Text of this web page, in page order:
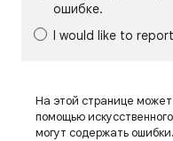
ошибке.
I would like to
На этой странице
помощью
могут содержать ошибки.